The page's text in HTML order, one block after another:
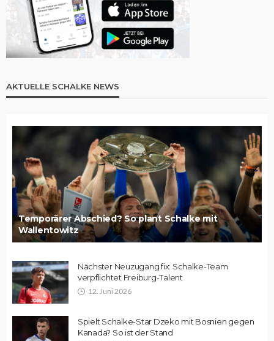
AKTUELLE SCHALKE NEWS
Temporärer Abschied? So plant Schalke mit
Wallentowitz
Nächster Neuzugang fix: Schalke-Team
verpflichtet Freiburg-Talent
12. Juni 2026
Spielt Schalke-Star Dzeko mit Bosnien gegen
Kanada? So ist der Stand